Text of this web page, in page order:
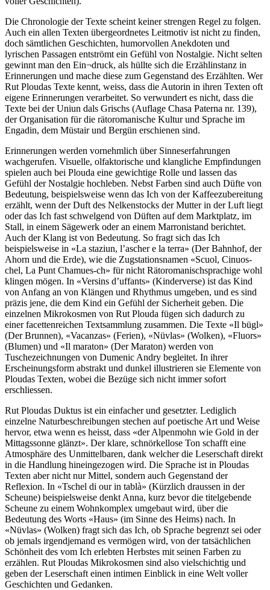
Die Chronologie der Texte scheint keiner strengen Regel zu folgen.
Auch ein allen Texten übergeordnetes Leitmotiv ist nicht zu finden,
doch sämtlichen Geschichten, humorvollen Anekdoten und
lyrischen Passagen entströmt ein Gefühl von Nostalgie. Nicht selten
gewinnt man den Ein¬druck, als hüllte sich die Erzählinstanz in
Erinnerungen und mache diese zum Gegenstand des Erzählten. Wer
Rut Ploudas Texte kennt, weiss, dass die Autorin in ihren Texten oft
eigene Erinnerungen verarbeitet. So verwundert es nicht, dass die
Texte bei der Uniun dals Grischs (Auflage Chasa Paterna nr. 139),
der Organisation für die rätoromanische Kultur und Sprache im
Engadin, dem Müstair und Bergün erschienen sind.
Erinnerungen werden vornehmlich über Sinneserfahrungen
wachgerufen. Visuelle, olfaktorische und klangliche Empfindungen
spielen auch bei Plouda eine gewichtige Rolle und lassen das
Gefühl der Nostalgie hochleben. Nebst Farben sind auch Düfte von
Bedeutung, beispielsweise wenn das Ich von der Kaffeezubereitung
erzählt, wenn der Duft des Nelkenstocks der Mutter in der Luft liegt
oder das Ich fast schwelgend von Düften auf dem Marktplatz, im
Stall, in einem Sägewerk oder an einem Marronistand berichtet.
Auch der Klang ist von Bedeutung. So fragt sich das Ich
beispielsweise in «La staziun, l’ascher e la terra» (Der Bahnhof, der
Ahorn und die Erde), wie die Zugstationsnamen «Scuol, Cinuos-
chel, La Punt Chamues-ch» für nicht Rätoromanischsprachige wohl
klingen mögen. In «Versins d’uffants» (Kinderverse) ist das Kind
von Anfang an von Klängen und Rhythmus umgeben, und es sind
präzis jene, die dem Kind ein Gefühl der Sicherheit geben. Die
einzelnen Mikrokosmen von Rut Plouda fügen sich dadurch zu
einer facettenreichen Textsammlung zusammen. Die Texte «Il bügl»
(Der Brunnen), «Vacanzas» (Ferien), «Nüvlas» (Wolken), «Fluors»
(Blumen) und «Il maraton» (Der Maraton) werden von
Tuschezeichnungen von Dumenic Andry begleitet. In ihrer
Erscheinungsform abstrakt und dunkel illustrieren sie Elemente von
Ploudas Texten, wobei die Bezüge sich nicht immer sofort
erschliessen.
Rut Ploudas Duktus ist ein einfacher und gesetzter. Lediglich
einzelne Naturbeschreibungen stechen auf poetische Art und Weise
hervor, etwa wenn es heisst, dass «der Alpenmohn wie Gold in der
Mittagssonne glänzt». Der klare, schnörkellose Ton schafft eine
Atmosphäre des Unmittelbaren, dank welcher die Leserschaft direkt
in die Handlung hineingezogen wird. Die Sprache ist in Ploudas
Texten aber nicht nur Mittel, sondern auch Gegenstand der
Reflexion. In «Tschel di our in tablà» (Kürzlich draussen in der
Scheune) beispielsweise denkt Anna, kurz bevor die titelgebende
Scheune zu einem Wohnkomplex umgebaut wird, über die
Bedeutung des Worts «Haus» (im Sinne des Heims) nach. In
«Nüvlas» (Wolken) fragt sich das Ich, ob Sprache begrenzt sei oder
ob jemals irgendjemand es vermögen wird, von der tatsächlichen
Schönheit des vom Ich erlebten Herbstes mit seinen Farben zu
erzählen. Rut Ploudas Mikrokosmen sind also vielschichtig und
geben der Leserschaft einen intimen Einblick in eine Welt voller
Geschichten und Gedanken.